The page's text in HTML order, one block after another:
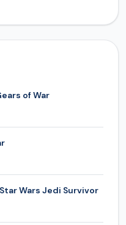
of War
Wars Jedi Survivor